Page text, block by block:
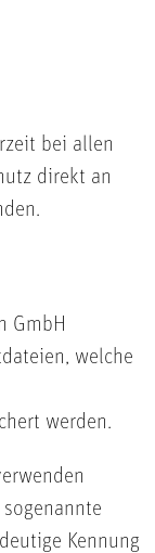
bei allen
direkt an
GmbH
welche
werden.
Kennung